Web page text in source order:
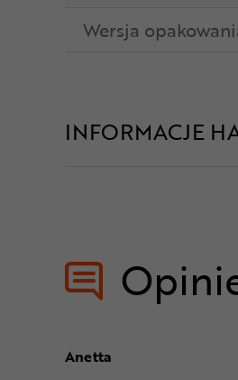
Wersja
INFORMACJE
Anetta